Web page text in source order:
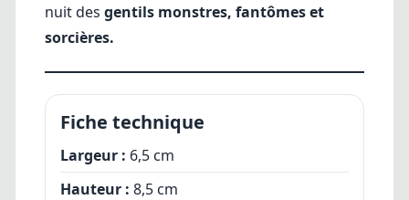
nuit des gentils monstres, fantômes et
sorcières.
Fiche technique
Largeur : 6,5 cm
Hauteur : 8,5 cm